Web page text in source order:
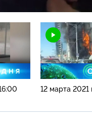
12 марта 2021